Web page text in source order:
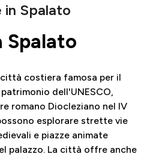
in Spalato
Spalato
costiera famosa per il
dell'UNESCO,
romano Diocleziano nel IV
esplorare strette vie
e piazze animate
palazzo. La città offre anche